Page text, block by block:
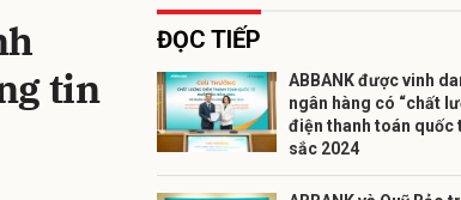
tin
ĐỌC TIẾP
ABBANK được vinh
ngân hàng có “chất
điện thanh toán quốc
sắc 2024
Gửi